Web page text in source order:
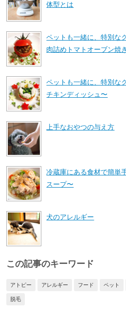
体型とは
ペットも一緒に、特別な
肉詰めトマトオーブン焼
ペットも一緒に、特別な
チキンディッシュ〜
上手なおやつの与え方
冷蔵庫にある食材で簡
スープ〜
犬のアレルギー
この記事のキーワード
アトピー アレルギー フード ペット
脱毛